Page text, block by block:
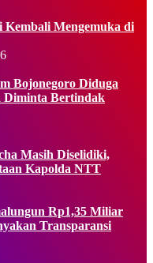
Kembali Mengemuka di
Bojonegoro Diduga
Diminta Bertindak
Masih Diselidiki,
Kapolda NTT
Rp1,35 Miliar
Transparansi